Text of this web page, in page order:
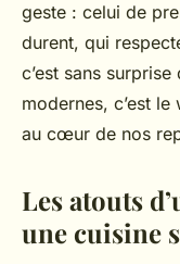
geste : celui de
durent, qui
c’est sans
modernes, c’est
au cœur de nos
Les atouts
une cuisine